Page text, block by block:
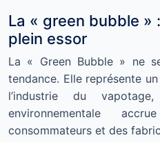
La « green bubble »
plein essor
La « Green Bubble » ne
tendance. Elle représente
l’industrie du
environnementale
consommateurs et des